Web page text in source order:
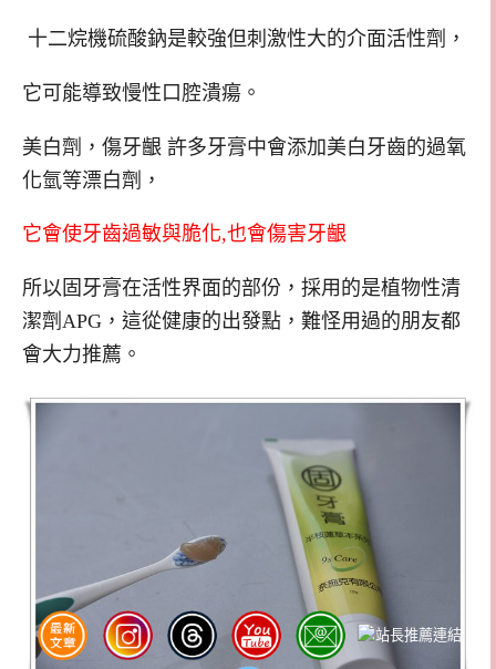
十二烷機硫酸鈉是較強但刺激性大的介面活性劑，
它可能導致慢性口腔潰瘍。
美白劑，傷牙齦 許多牙膏中會添加美白牙齒的過氧
化氫等漂白劑，
它會使牙齒過敏與脆化,也會傷害牙齦
所以固牙膏在活性界面的部份，採用的是植物性清
潔劑APG，這從健康的出發點，難怪用過的朋友都
會大力推薦。